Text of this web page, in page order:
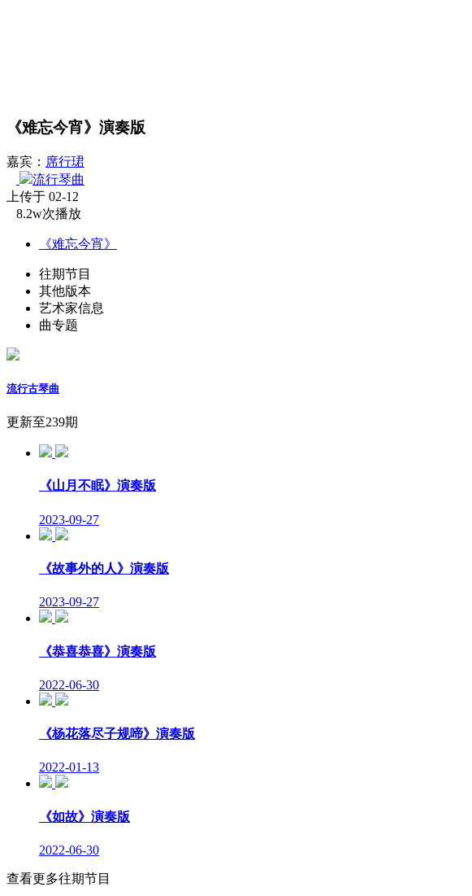
《难忘今宵》演奏版
嘉宾： 席行珺
流行琴曲
上传于 02-12
8.2w次播放
《难忘今宵》
往期节目
其他版本
艺术家信息
曲专题
流行古琴曲
更新至239期
《山月不眠》演奏版
2023-09-27
《故事外的人》演奏版
2023-09-27
《恭喜恭喜》演奏版
2022-06-30
《杨花落尽子规啼》演奏版
2022-01-13
《如故》演奏版
2022-06-30
查看更多往期节目